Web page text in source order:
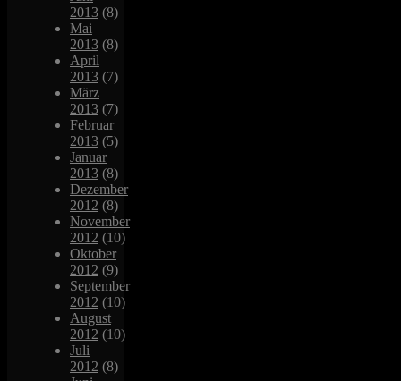
2013 (8)
Mai
2013 (8)
April
2013 (7)
März
2013 (7)
Februar
2013 (5)
Januar
2013 (8)
Dezember
2012 (8)
November
2012 (10)
Oktober
2012 (9)
September
2012 (10)
August
2012 (10)
Juli
2012 (8)